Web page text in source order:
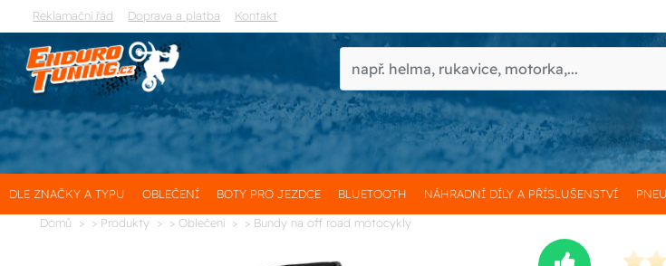
Reklamační řád Doprava a platba Kontakt
DLE ZNAČKY A TYPU OBLEČENÍ BOTY PRO JEZDCE BLUETOOTH NÁHRADNÍ DÍLY A PŘÍSLUŠENSTVÍ
Domů > Produkty > Oblečení > Bundy na off road motocykly